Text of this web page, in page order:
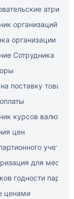
атрибуты
организаций
организации
Сотрудника
поставку
курсов валют
цен
учета
для места
годности партий
ценами